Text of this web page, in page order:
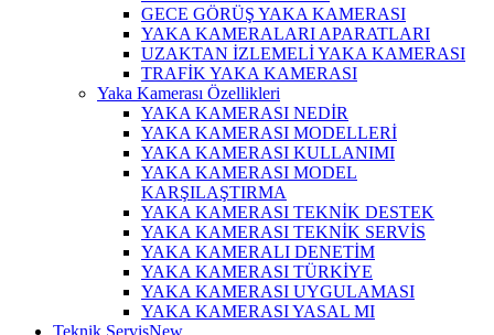
GECE GÖRÜŞ YAKA KAMERASI
YAKA KAMERALARI APARATLARI
UZAKTAN İZLEMELİ YAKA KAMERASI
TRAFİK YAKA KAMERASI
Yaka Kamerası Özellikleri
YAKA KAMERASI NEDİR
YAKA KAMERASI MODELLERİ
YAKA KAMERASI KULLANIMI
YAKA KAMERASI MODEL
KARŞILAŞTIRMA
YAKA KAMERASI TEKNİK DESTEK
YAKA KAMERASI TEKNİK SERVİS
YAKA KAMERALI DENETİM
YAKA KAMERASI TÜRKİYE
YAKA KAMERASI UYGULAMASI
YAKA KAMERASI YASAL MI
Teknik ServisNew